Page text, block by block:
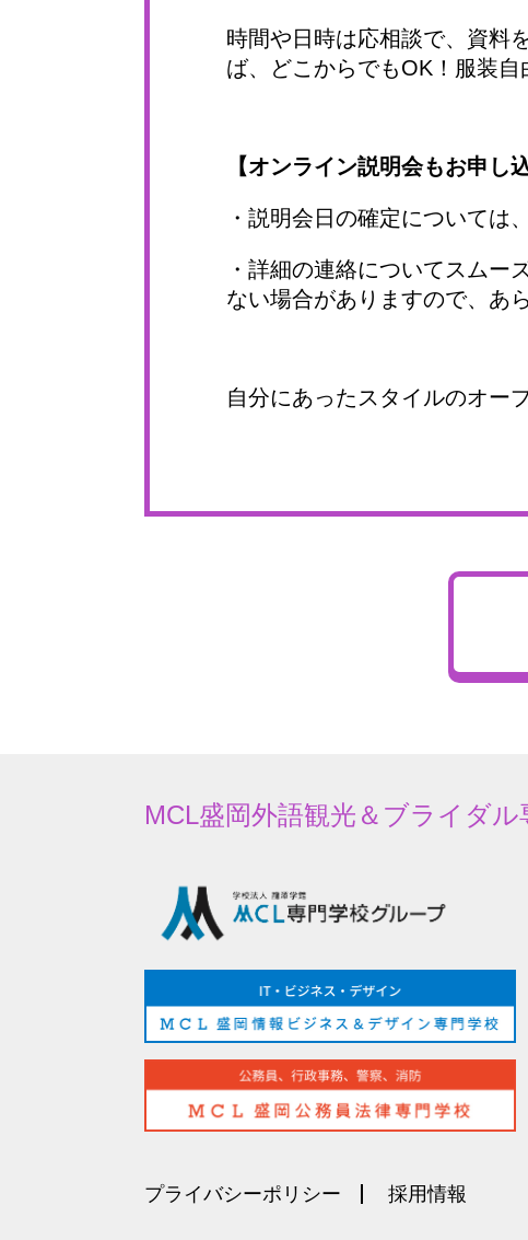
時間や日時は応相談で、資料
ば、どこからでもOK！服装自
【オンライン説明会もお申し
・説明会日の確定については
・詳細の連絡についてスムー
ない場合がありますので、あ
自分にあったスタイルのオー
MCL盛岡外語観光＆ ブライダル
プライバシーポリシー 採用情報